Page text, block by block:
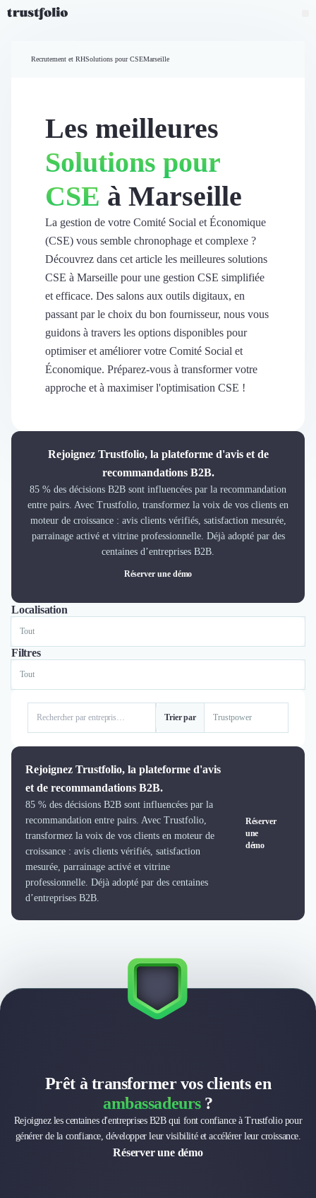
Widgets d'avis
Partage d’avis multicanal
Vidéo de témoignage
Révéler le réseau
Vitrine & média
Suivi du ROI
Voir tous nos avis clients
Découvrir le média
Cabinet de Recrutement
Teambuilding
Marque Employeur
Conseil en Management et Organisation
Gestion paie
Responsabilité Sociétale des Entreprises (RSE)
Marketplace de freelance
Coaching
Logiciel SIRH
Logiciel de Gestion des Recrutements (ATS)
Solutions pour CSE
Inbound Marketing
Image de Marque & Branding
Relations Presse et Publiques
Prospection Commerciale
Strategie Marketing et Positionnement
Search Engine Advertising (SEA)
Social Ads
Search Engine Optimisation (SEO)
Social Media
Growth Marketing
Influence Marketing
Présentations PowerPoint
Email Marketing
Data Marketing
Recrutement et RHSolutions pour CSEMarseille
Les meilleures
Solutions pour
CSE à Marseille
La gestion de votre Comité Social et Économique
(CSE) vous semble chronophage et complexe ?
Découvrez dans cet article les meilleures solutions
CSE à Marseille pour une gestion CSE simplifiée
et efficace. Des salons aux outils digitaux, en
passant par le choix du bon fournisseur, nous vous
guidons à travers les options disponibles pour
optimiser et améliorer votre Comité Social et
Économique. Préparez-vous à transformer votre
approche et à maximiser l'optimisation CSE !
Rejoignez Trustfolio, la plateforme d'avis et de
recommandations B2B.
85 % des décisions B2B sont influencées par la recommandation
entre pairs. Avec Trustfolio, transformez la voix de vos clients en
moteur de croissance : avis clients vérifiés, satisfaction mesurée,
parrainage activé et vitrine professionnelle. Déjà adopté par des
centaines d’entreprises B2B.
Réserver une démo
Localisation
ToutParisToulouse
Filtres
Trier par
Rejoignez Trustfolio, la plateforme d'avis
et de recommandations B2B.
85 % des décisions B2B sont influencées par la
recommandation entre pairs. Avec Trustfolio,
transformez la voix de vos clients en moteur de
croissance : avis clients vérifiés, satisfaction
mesurée, parrainage activé et vitrine
professionnelle. Déjà adopté par des centaines
d’entreprises B2B.
Réserver
une
démo
Prêt à transformer vos clients en
ambassadeurs?
Rejoignez les centaines d'entreprises B2B qui font confiance à Trustfolio pour
générer de la confiance, développer leur visibilité et accélérer leur croissance.
Réserver une démo